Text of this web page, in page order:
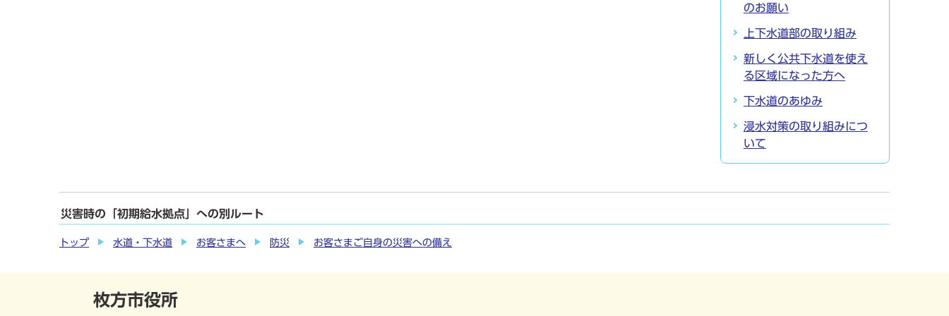
のお願い
上下水道部の取り組み
新しく公共下水道を使え
る区域になった方へ
下水道のあゆみ
浸水対策の取り組みにつ
いて
災害時の「初期給水拠点」への別ルート
トップ 水道・下水道 お客さまへ 防災 お客さまご自身の災害への備え
枚方市役所